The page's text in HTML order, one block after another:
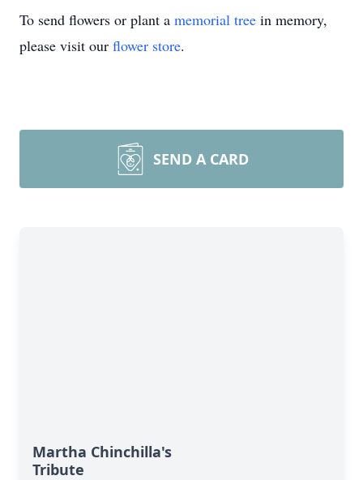
To send flowers or plant a memorial tree in memory,
please visit our flower store.
SEND A CARD
Martha Chinchilla's
Tribute